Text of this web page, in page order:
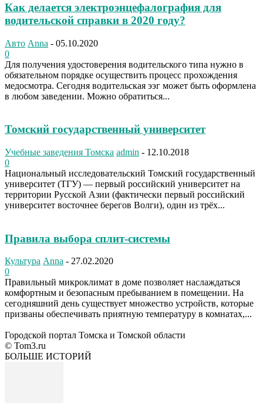
Как делается электроэнцефалография для
водительской справки в 2020 году?
Авто Anna - 05.10.2020
0
Для получения удостоверения водительского типа нужно в
обязательном порядке осуществить процесс прохождения
медосмотра. Сегодня водительская ээг может быть оформлена
в любом заведении. Можно обратиться...
Томский государственный университет
Учебные заведения Томска admin - 12.10.2018
0
Национальный исследовательский Томский государственный
университет (ТГУ) — первый российский университет на
территории Русской Азии (фактически первый российский
университет восточнее берегов Волги), один из трёх...
Правила выбора сплит-системы
Культура Anna - 27.02.2020
0
Правильный микроклимат в доме позволяет наслаждаться
комфортным и безопасным пребыванием в помещении. На
сегодняшний день существует множество устройств, которые
призваны обеспечивать приятную температуру в комнатах,...
Городской портал Томска и Томской области
© Tom3.ru
БОЛЬШЕ ИСТОРИЙ